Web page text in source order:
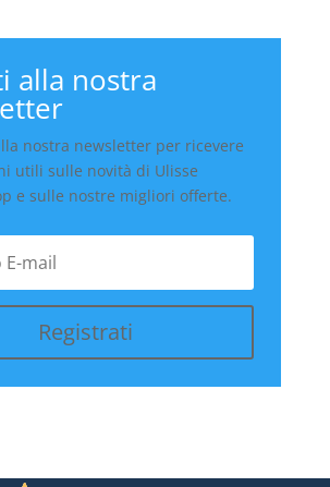
alla nostra
nostra newsletter per ricevere
utili sulle novità di Ulisse
e sulle nostre migliori offerte.
Registrati